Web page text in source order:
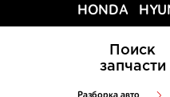
HONDA
Поиск
запчасти